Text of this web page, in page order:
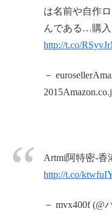
は名前や自作
んである…購
http://t.co/
－
Artmi阿特密-香
http://t.co/
－ mvx400f (@